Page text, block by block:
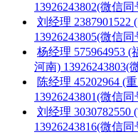
13926243802(微信同
刘经理 2387901522
13926243805(微信同
杨经理 575964953 (
河南) 13926243803(
陈经理 45202964 (
13926243801(微信同
刘经理 3030782550
13926243816(微信同